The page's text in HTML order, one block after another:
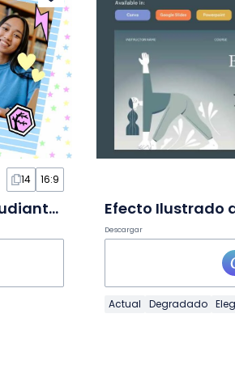
14 16:9
Autopresentación Linda para Estudiantes de Secundaria en Diapositivas
Descargar
Actual Degradado